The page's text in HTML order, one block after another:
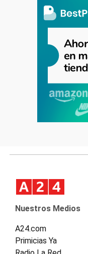
Nuestros Medios
A24.com
Primicias Ya